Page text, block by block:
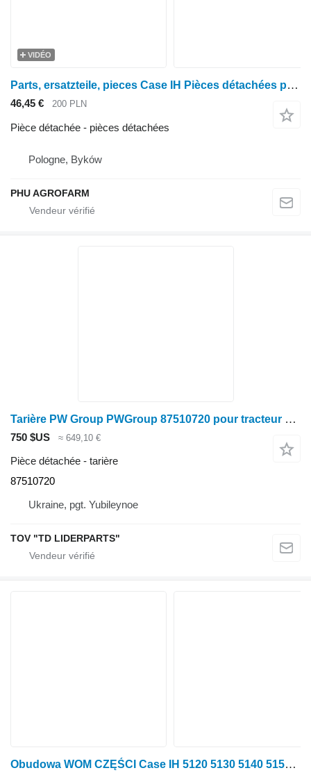
VIDÉO
Parts, ersatzteile, pieces Case IH Pièces détachées pour Maxxum 5150, 5130 et 5140. pour tracteur à roues Case IH Maxxum 5150 5130 5140
46,45 € 200 PLN
Pièce détachée - pièces détachées
Pologne, Byków
PHU AGROFARM
Tarière PW Group PWGroup 87510720 pour tracteur à roues Case IH 5088, 6088, 7088, 5130, 5140
750 $US ≈ 649,10 €
Pièce détachée - tarière
87510720
Ukraine, pgt. Yubileynoe
TOV "TD LIDERPARTS"
Obudowa WOM CZĘŚCI Case IH 5120 5130 5140 5150 Carter de prise de force PIÈCES 255361A1 117414A3 117415A pour tracteur à roues Case IH 5120 5130 5140 5150